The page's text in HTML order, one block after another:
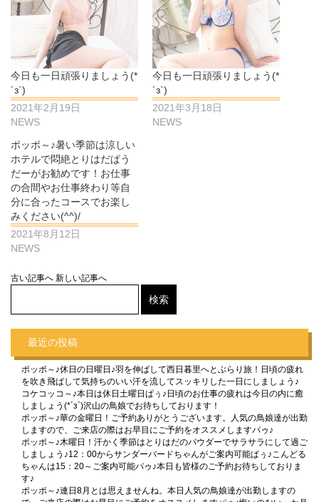
今日も一日頑張りましょう(*
´з`)
2021年2月19日
NEWS
今日も一日頑張りましょう(*
´з`)
2021年3月18日
NEWS
ポッポ～♪暑い季節は涼しい
ホテルで悶絶とりはだぱう
だーがお勧めです！お仕事
の合間やお仕事終わり等自
分に合ったコースでお楽し
みください(^^)/
2021年8月12日
NEWS
古い記事へ 新しい記事へ
最近の投稿
ポッポ～♪休日の日曜日♪羽を伸ばして西日暮里へとぶらり旅！日頃の疲れ
を吹き飛ばして気持ちのいい汗を流してスッキリした一日にしましょう♪
コケコッコ～♪本日は休日土曜日ぱぅ♪日頃のお仕事の疲れは今日の内に癒
しましょう(*´з`)沢山の鳥娘でお待ちしております！
ポッポ～♪華の金曜日！ご予約ありがとうございます。人気の鳥娘達が出勤
しますので、ご来店の際はお早目にご予約をオススメしますパゥ♪
ポッポ～♪木曜日！汗かく季節はとりはだのパウダーでサラサラにして過ご
しましょう♪12：00からサンダーバードちゃんがご案内可能ぱぅ♪こんどる
ちゃんは15：20～ご案内可能パゥ♪本日も皆様のご予約お待ちしておりま
す♪
ポッポ～♪連日8月とは思えませんね。本日人気の鳥娘達が出勤しますの